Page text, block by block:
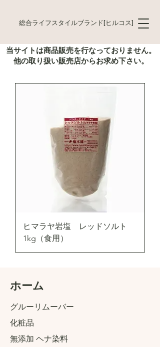
総合ライフスタイルブランド[ヒルコス]
当サイトは商品販売を行なっておりません。
他の取り扱い販売店からお求め下さい。
ヒマラヤ岩塩 レッドソルト
1kg（食用）
​ホーム
グルーリムーバー
化粧品
無添加 ヘナ染料